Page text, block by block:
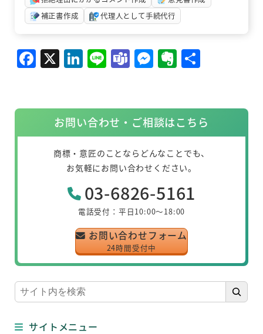
補正書作成
代理人として手続代行
ン
ク
F
e
b
X Li
e
dI
n
Li T
m
s
M
e
n
g
er
E
n
ot
e
共
お問い合わせ・ご相談はこちら
商標・意匠のことならどんなことでも、
お気軽にお問い合わせください。
03-6826-5161
電話受付：平日10:00～18:00
お問い合わせフォーム
24時間受付中
検
索
サイトメニュー